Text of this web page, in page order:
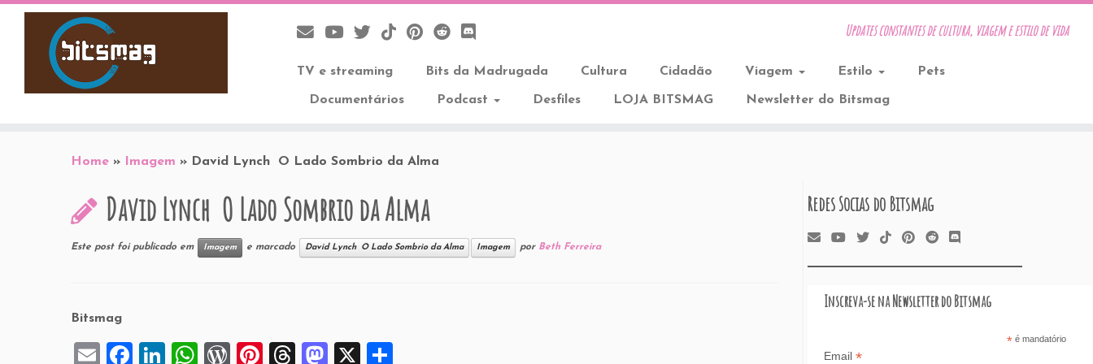
Updates constantes de cultura, viagem e estilo de vida
TV e streaming Bits da Madrugada Cultura Cidadão Viagem Estilo Pets
Documentários Podcast Desfiles LOJA BITSMAG Newsletter do Bitsmag
Home » Imagem » David Lynch  O Lado Sombrio da Alma
David Lynch  O Lado Sombrio da Alma
Este post foi publicado em Imagem e marcado David Lynch  O Lado Sombrio da Alma Imagem por Beth Ferreira
Bitsmag
E
F
Li
W W
Pi
T
M
X
Redes Socias do Bitsmag
Inscreva-se na Newsletter do Bitsmag
*é mandatório
Email *